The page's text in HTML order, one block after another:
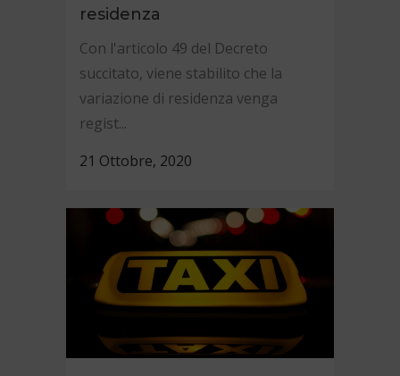
residenza
Con l'articolo 49 del Decreto
succitato, viene stabilito che la
variazione di residenza venga
regist...
21 Ottobre, 2020